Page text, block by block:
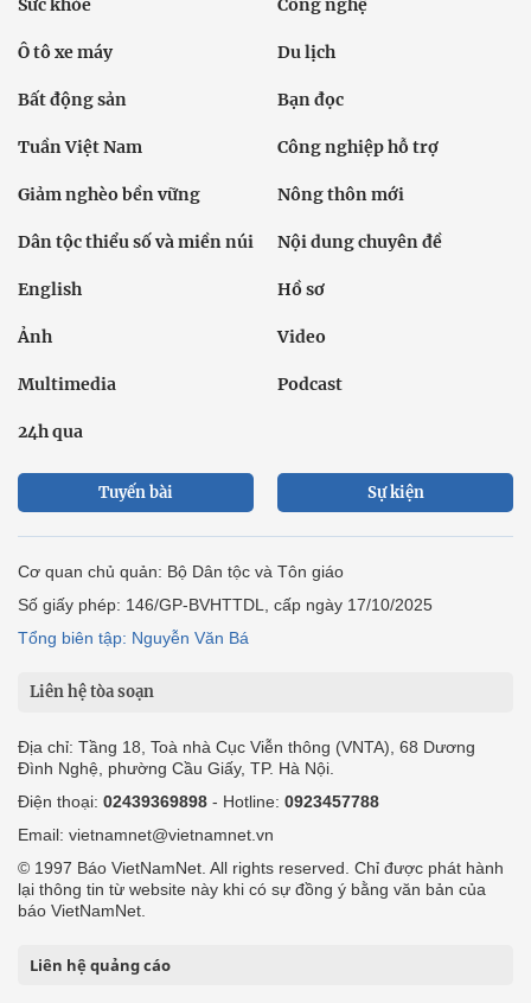
Sức khỏe Công nghệ
Ô tô xe máy Du lịch
Bất động sản Bạn đọc
Tuần Việt Nam Công nghiệp hỗ trợ
Giảm nghèo bền vững Nông thôn mới
Dân tộc thiểu số và miền núi Nội dung chuyên đề
English Hồ sơ
Ảnh Video
Multimedia Podcast
24h qua
Tuyến bài Sự kiện
Cơ quan chủ quản: Bộ Dân tộc và Tôn giáo
Số giấy phép: 146/GP-BVHTTDL, cấp ngày 17/10/2025
Tổng biên tập: Nguyễn Văn Bá
Liên hệ tòa soạn
Địa chỉ: Tầng 18, Toà nhà Cục Viễn thông (VNTA), 68 Dương
Đình Nghệ, phường Cầu Giấy, TP. Hà Nội.
Điện thoại: 02439369898 - Hotline: 0923457788
Email: vietnamnet@vietnamnet.vn
© 1997 Báo VietNamNet. All rights reserved. Chỉ được phát hành
lại thông tin từ website này khi có sự đồng ý bằng văn bản của
báo VietNamNet.
Liên hệ quảng cáo